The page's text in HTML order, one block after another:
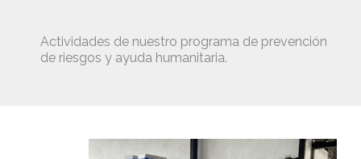
Actividades de nuestro programa de prevención
de riesgos y ayuda humanitaria.